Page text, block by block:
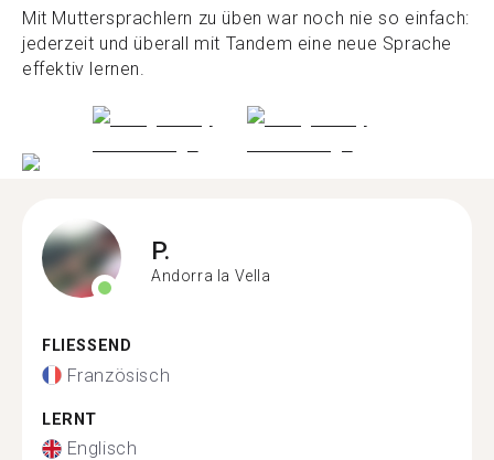
Mit Muttersprachlern zu üben war noch nie so einfach:
jederzeit und überall mit Tandem eine neue Sprache
effektiv lernen.
P.
Andorra la Vella
FLIESSEND
Französisch
LERNT
Englisch